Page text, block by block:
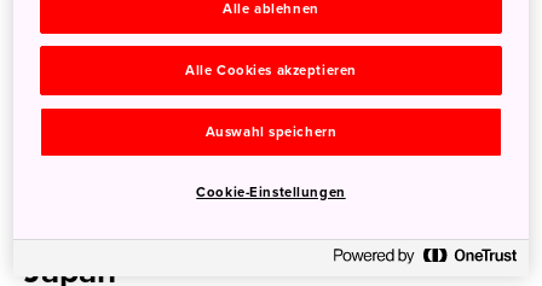
10 Fakten rund ums Rauchen in
Japan
Alle ablehnen
Alle Cookies akzeptieren
Auswahl speichern
Cookie-Einstellungen